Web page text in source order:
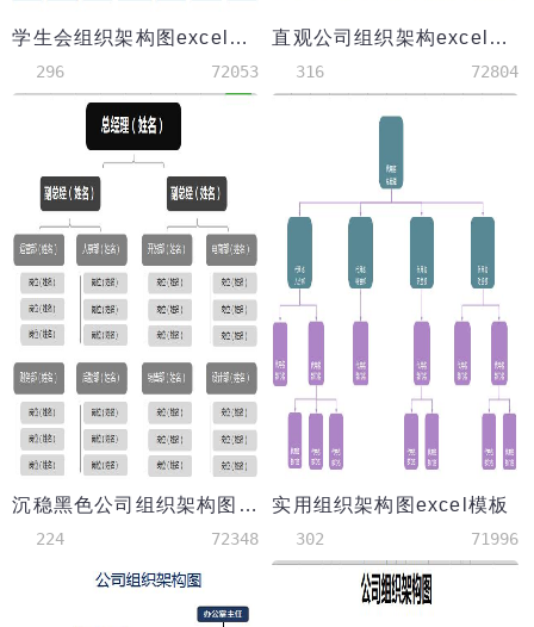
学生会组织架构图excel模板
296 72053
直观公司组织架构excel模板
316 72804
沉稳黑色公司组织架构图excel模板
224 72348
实用组织架构图excel模板
302 71996